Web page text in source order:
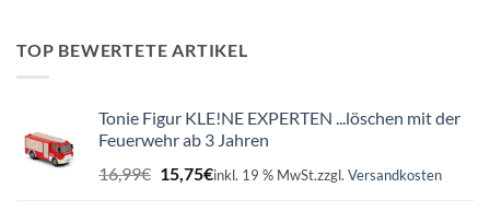
16,99€15,75€.
TOP BEWERTETE ARTIKEL
Tonie Figur KLE!NE EXPERTEN ...löschen mit der
Feuerwehr ab 3 Jahren
16,99€ Ursprünglicher
Preis
15,75€Aktueller
inkl. 19 % MwSt.zzgl. Versandkosten